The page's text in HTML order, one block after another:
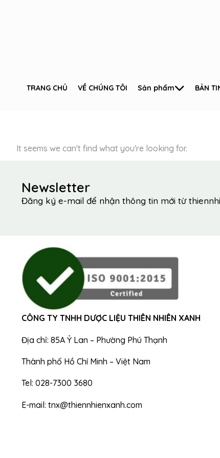
TRANG CHỦ VỀ CHÚNG TÔI Sản phẩm BẢN
It seems we can't find what you're looking for.
Newsletter
Đăng ký e-mail để nhận thông tin mới từ
CÔNG TY TNHH DƯỢC LIỆU THIÊN NHIÊN XANH
Địa chỉ: 85A Ỷ Lan – Phường Phú Thạnh
Thành phố Hồ Chí Minh – Việt Nam
Tel: 028-7300 3680
E-mail: tnx@thiennhienxanh.com